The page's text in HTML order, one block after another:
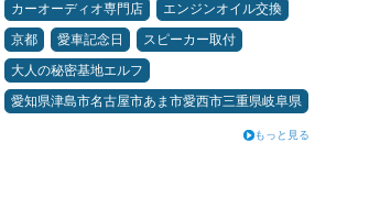
カーオーディオ専門店
エンジンオイル交換
京都
愛車記念日
スピーカー取付
大人の秘密基地エルフ
愛知県津島市名古屋市あま市愛西市三重県岐阜県
もっと見る